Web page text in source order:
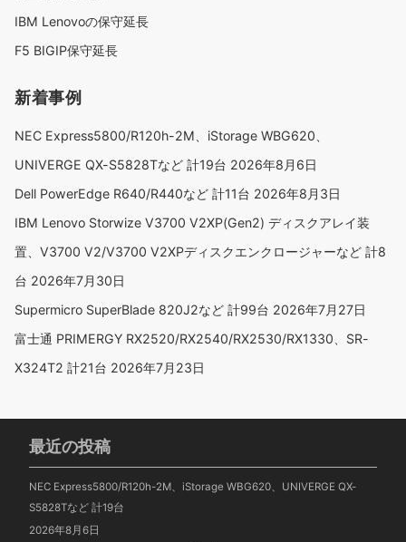
IBM Lenovoの保守延長
F5 BIGIP保守延長
新着事例
NEC Express5800/R120h-2M、iStorage WBG620、
UNIVERGE QX-S5828Tなど 計19台 2026年8月6日
Dell PowerEdge R640/R440など 計11台 2026年8月3日
IBM Lenovo Storwize V3700 V2XP(Gen2) ディスクアレイ装
置、V3700 V2/V3700 V2XPディスクエンクロージャーなど 計8
台 2026年7月30日
Supermicro SuperBlade 820J2など 計99台 2026年7月27日
富士通 PRIMERGY RX2520/RX2540/RX2530/RX1330、SR-
X324T2 計21台 2026年7月23日
最近の投稿
NEC Express5800/R120h-2M、iStorage WBG620、UNIVERGE QX-
S5828Tなど 計19台
2026年8月6日